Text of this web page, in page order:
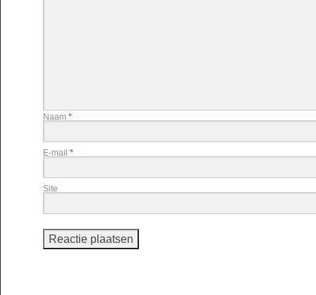
Naam *
E-mail *
Site